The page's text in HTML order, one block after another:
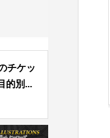
チケッ
的別...